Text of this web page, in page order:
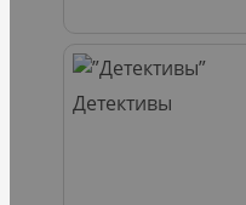
Детективы